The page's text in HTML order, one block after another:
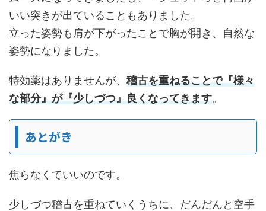
いい突きが出ていることもありました。
立った姿勢も肩が下がったことで胸が開き、自然な
姿勢になりました。
特効薬はありませんが、 稽古を重ねることで『様々
な部分』が『少しづつ』良くなってきます。
あとがき
焦らなくていいのです。
少しづつ稽古を重ねていくうちに、だんだんと空手